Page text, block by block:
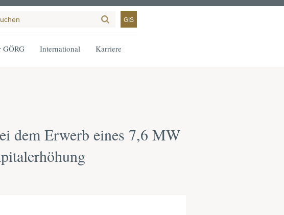
GIS
GÖRG International Karriere
dem Erwerb eines 7,6 MW